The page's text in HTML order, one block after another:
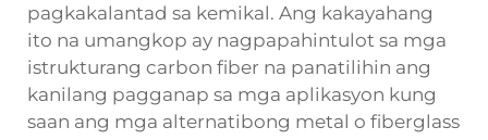
pagkakalantad sa kemikal. Ang kakayahang
ito na umangkop ay nagpapahintulot sa mga
istrukturang carbon fiber na panatilihin ang
kanilang pagganap sa mga aplikasyon kung
saan ang mga alternatibong metal o fiberglass